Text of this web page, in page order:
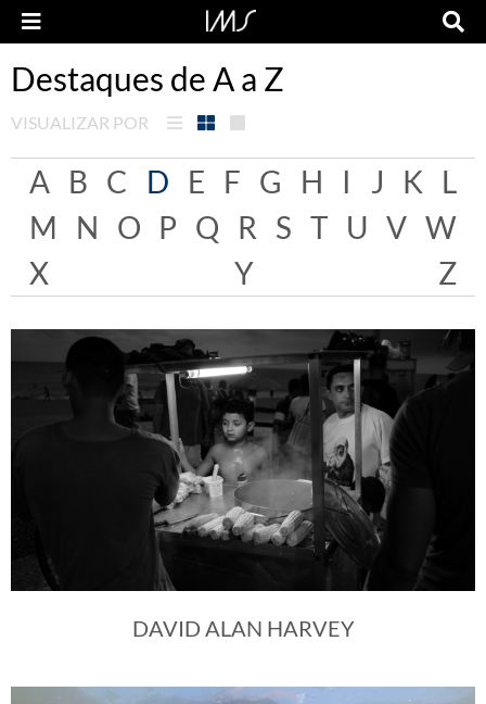
Destaques de A a Z
VISUALIZAR POR
A B C D E F G H I J K L
M
N O P Q R S T U V W
X
Y Z
DAVID ALAN HARVEY